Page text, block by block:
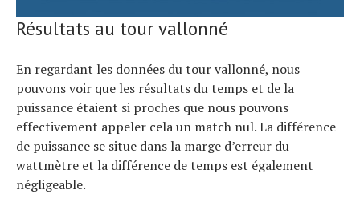
Résultats au tour vallonné
En regardant les données du tour vallonné, nous
pouvons voir que les résultats du temps et de la
puissance étaient si proches que nous pouvons
effectivement appeler cela un match nul. La différence
de puissance se situe dans la marge d’erreur du
wattmètre et la différence de temps est également
négligeable.